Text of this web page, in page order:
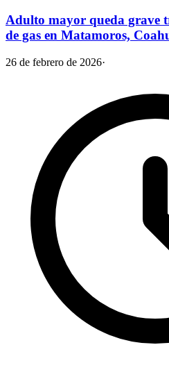
Adulto mayor queda grave
de gas en Matamoros,
26 de febrero de 2026·